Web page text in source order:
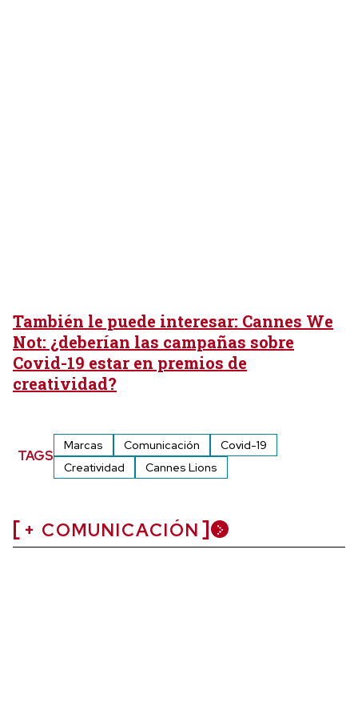
También le puede interesar: Cannes We
Not: ¿deberían las campañas sobre
Covid-19 estar en premios de
creatividad?
TAGS
Marcas Comunicación
Covid-19
Creatividad
Cannes Lions
+ COMUNICACIÓN